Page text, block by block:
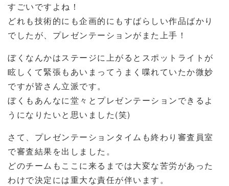
すごいですよね！
どれも技術的にも企画的にもすばらしい作品ばかり
でしたが、プレゼンテーションがまた上手！
ぼくなんかはステージに上がるとスポットライトが
眩しくて緊張もあいまってうまく喋れていたか微妙
ですが皆さん立派です。
ぼくもあんなに堂々とプレゼンテーションできるよ
うになりたいと思いました(笑)
さて、プレゼンテーションタイムも終わり審査員室
で審査結果を出しました。
どのチームもここに来るまでは大変な苦労があった
わけで決定には重大な責任が伴います。